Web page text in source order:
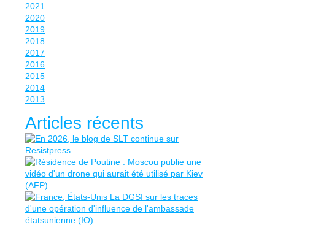
2021
2020
2019
2018
2017
2016
2015
2014
2013
Articles récents